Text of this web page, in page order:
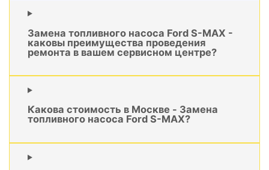
Замена топливного насоса Ford S-MAX -
каковы преимущества проведения
ремонта в вашем сервисном центре?
Какова стоимость в Москве - Замена
топливного насоса Ford S-MAX?